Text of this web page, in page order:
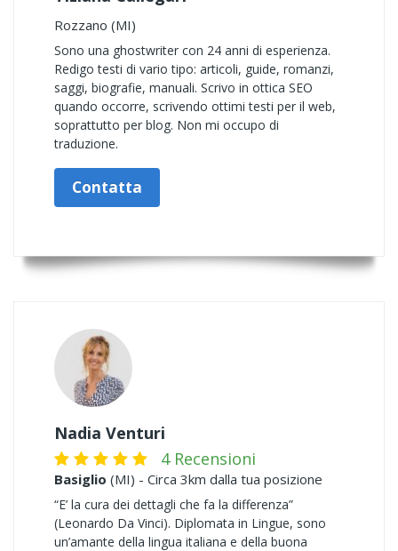
Rozzano (MI)
Sono una ghostwriter con 24 anni di esperienza.
Redigo testi di vario tipo: articoli, guide, romanzi,
saggi, biografie, manuali. Scrivo in ottica SEO
quando occorre, scrivendo ottimi testi per il web,
soprattutto per blog. Non mi occupo di
traduzione.
Contatta
Nadia Venturi
4 Recensioni
Basiglio (MI) - Circa 3km dalla tua posizione
“E’ la cura dei dettagli che fa la differenza”
(Leonardo Da Vinci). Diplomata in Lingue, sono
un’amante della lingua italiana e della buona